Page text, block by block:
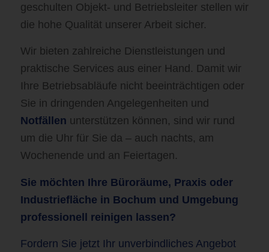
geschulten Objekt- und Betriebsleiter stellen wir
die hohe Qualität unserer Arbeit sicher.
Wir bieten zahlreiche Dienstleistungen und
praktische Services aus einer Hand. Damit wir
Ihre Betriebsabläufe nicht beeinträchtigen oder
Sie in dringenden Angelegenheiten und
Notfällen unterstützen können, sind wir rund
um die Uhr für Sie da – auch nachts, am
Wochenende und an Feiertagen.
Sie möchten Ihre Büroräume, Praxis oder
Industriefläche in Bochum und Umgebung
professionell reinigen lassen?
Fordern Sie jetzt Ihr unverbindliches Angebot